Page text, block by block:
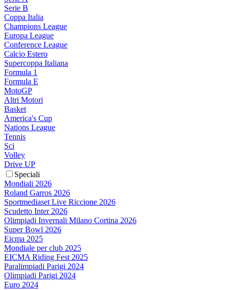
Serie B
Coppa Italia
Champions League
Europa League
Conference League
Calcio Estero
Supercoppa Italiana
Formula 1
Formula E
MotoGP
Altri Motori
Basket
America's Cup
Nations League
Tennis
Sci
Volley
Drive UP
Speciali
Mondiali 2026
Roland Garros 2026
Sportmediaset Live Riccione 2026
Scudetto Inter 2026
Olimpiadi Invernali Milano Cortina 2026
Super Bowl 2026
Eicma 2025
Mondiale per club 2025
EICMA Riding Fest 2025
Paralimpiadi Parigi 2024
Olimpiadi Parigi 2024
Euro 2024